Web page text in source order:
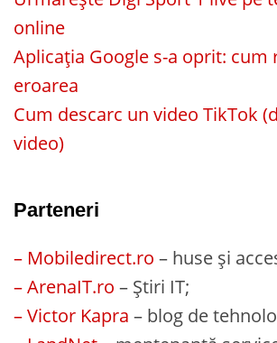
online
Aplicația Google s-a oprit: cum
eroarea
Cum descarc un video TikTok
video)
Parteneri
– Mobiledirect.ro – huse și
– ArenaIT.ro – Știri IT;
– Victor Kapra – blog de